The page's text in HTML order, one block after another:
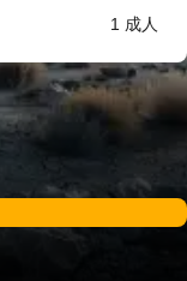
1 成人